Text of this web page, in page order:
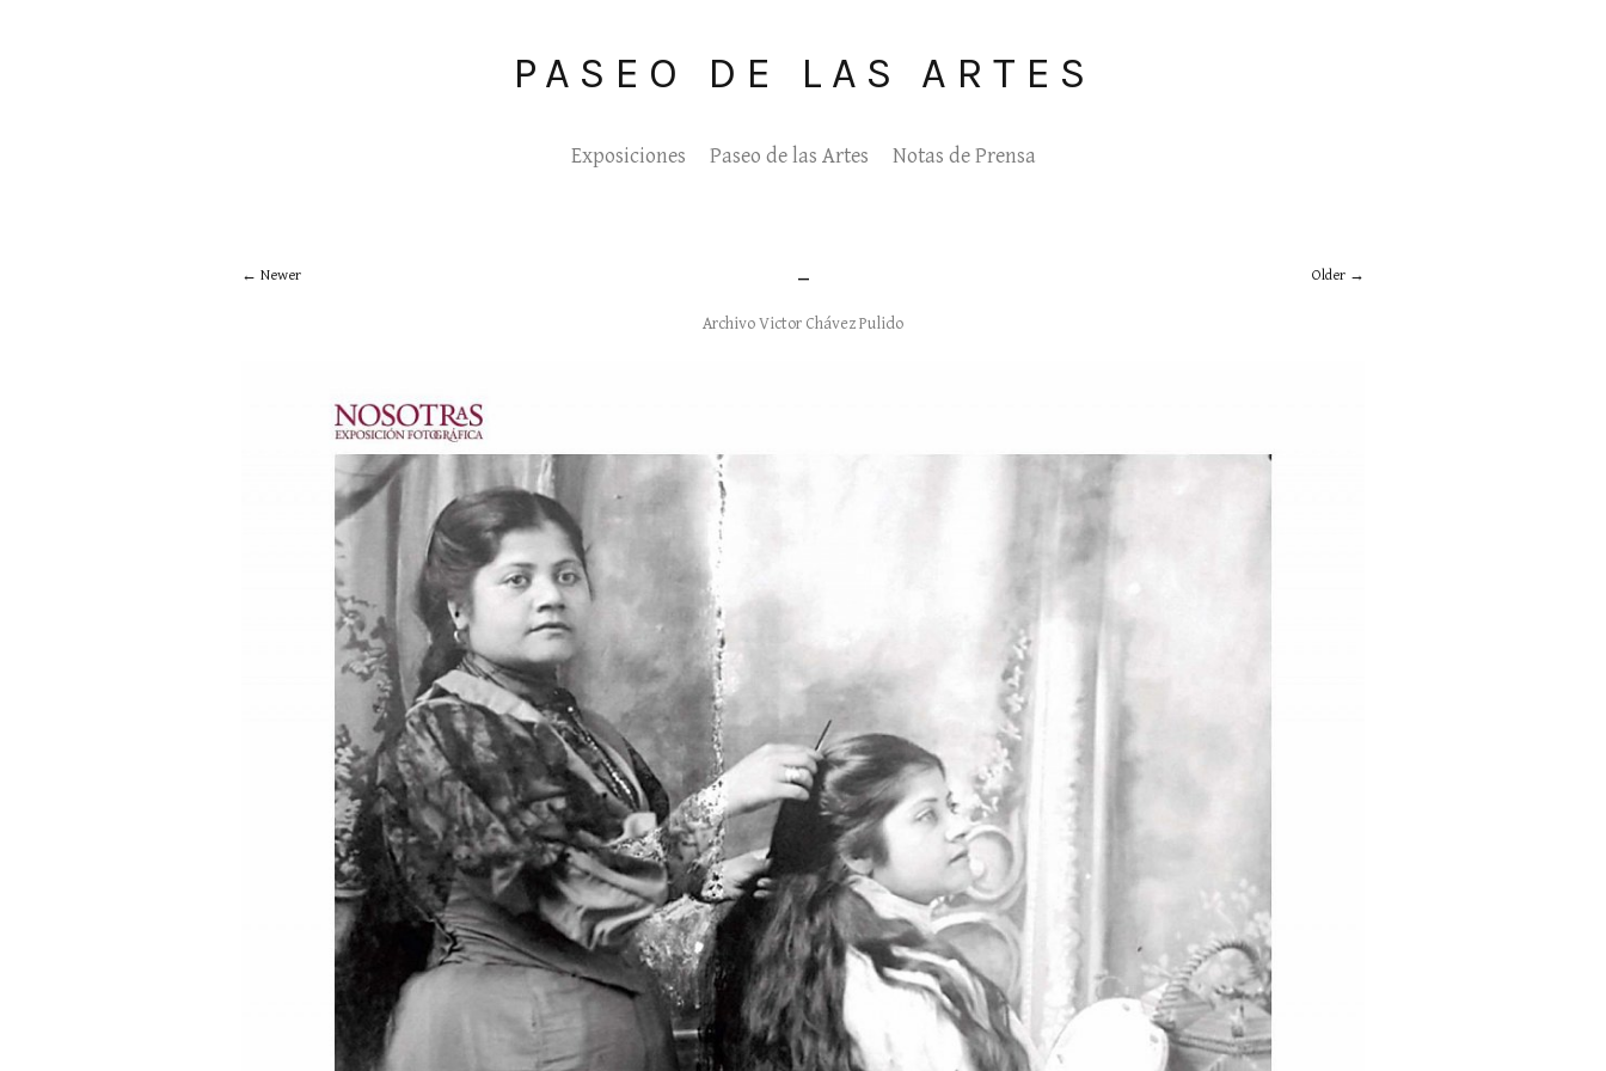
PASEO DE LAS ARTES
Exposiciones Paseo de las Artes Notas de Prensa
Newer _
Archivo Victor Chávez Pulido
Older